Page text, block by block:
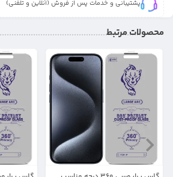
پشتیبانی و خدمات پس از فروش (آنلاین و تلفنی)
محصولات مرتبط
25%
18%